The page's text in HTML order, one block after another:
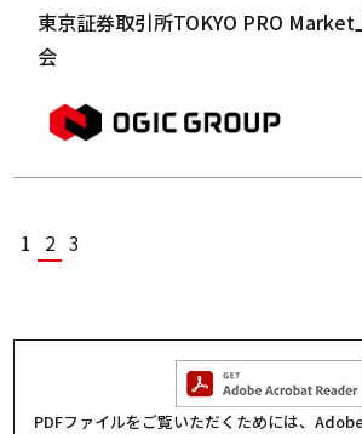
東京証券取引所TOKYO PRO Market
会
1 2 3
PDFファイルをご覧いただくためには、